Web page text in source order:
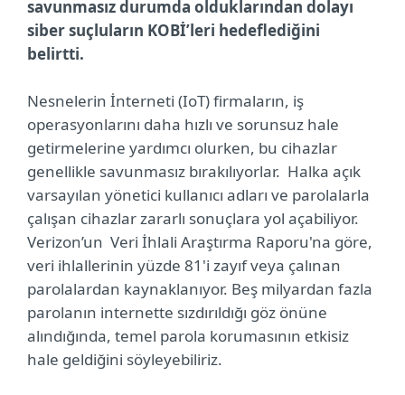
savunmasız durumda olduklarından dolayı
siber suçluların KOBİ’leri hedeflediğini
belirtti.
Nesnelerin İnterneti (IoT) firmaların, iş
operasyonlarını daha hızlı ve sorunsuz hale
getirmelerine yardımcı olurken, bu cihazlar
genellikle savunmasız bırakılıyorlar. Halka açık
varsayılan yönetici kullanıcı adları ve parolalarla
çalışan cihazlar zararlı sonuçlara yol açabiliyor.
Verizon’un Veri İhlali Araştırma Raporu'na göre,
veri ihlallerinin yüzde 81'i zayıf veya çalınan
parolalardan kaynaklanıyor. Beş milyardan fazla
parolanın internette sızdırıldığı göz önüne
alındığında, temel parola korumasının etkisiz
hale geldiğini söyleyebiliriz.